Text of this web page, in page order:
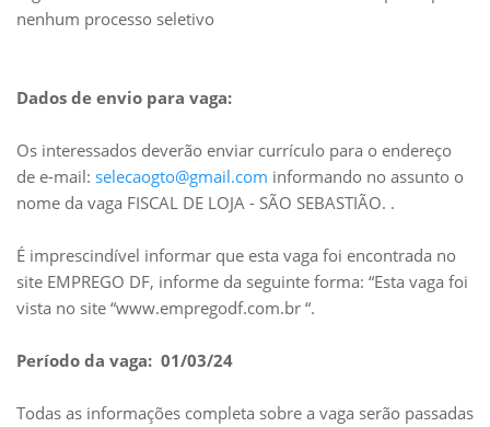
nenhum processo seletivo
Dados de envio para vaga:
Os interessados deverão enviar currículo para o endereço
de e-mail: selecaogto@gmail.com informando no assunto o
nome da vaga FISCAL DE LOJA - SÃO SEBASTIÃO. .
É imprescindível informar que esta vaga foi encontrada no
site EMPREGO DF, informe da seguinte forma: “Esta vaga foi
vista no site “www.empregodf.com.br “.
Período da vaga: 01/03/24
Todas as informações completa sobre a vaga serão passadas